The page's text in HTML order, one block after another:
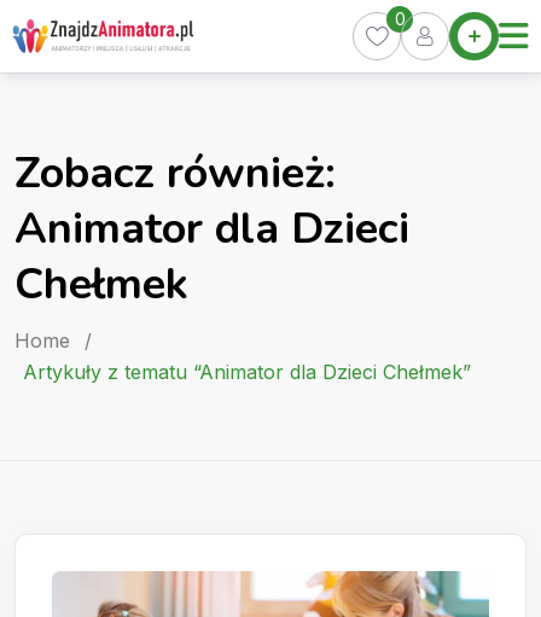
Skip
to
content
Home
Oferty
Kurs
0
Zobacz również:
Animator dla Dzieci
Chełmek
Home
/
Artykuły z tematu “Animator dla Dzieci Chełmek”